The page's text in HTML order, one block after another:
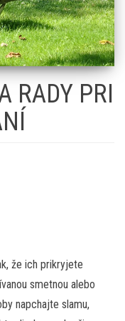
RADY PRI
že ich prikryjete
smetnou alebo
napchajte slamu,